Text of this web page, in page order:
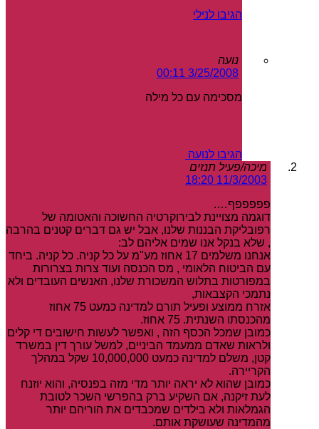
הגיבו לנילי
נועה
3/25/2008 00:11
מסכימה עם כל מילה
הגיבו לנועה
מיכה/פעיל תנזים
11/3/2003 18:20
פפפפפף….
דוגמה מצויינת לבירוקרטיה החשוכה והאטומה של
רפובליקת הבננות שלנו, אבל יש גם דברים קטנים בהרבה
, שלא בנקל אנו שמים אליהם לב:
אנחנו משלמים 17 אחוז מע"מ על כל קניה. כל קניה. ביחד
עם הביטוח הלאומי , מס הכנסה ועוד צרות בצרורות
במפורטות בתלוש המשכורת שלנו, האנשים העובדים ולא
נתמכי הקצבאות,
אזרח ממוצע ופעיל תורם למדינה כמעט 75 אחוז
מהכנסתו השנתית. 75 אחוז.
כמובן שמכל הכסף הזה , ואפשר לעשות חישובים די קלים
ולראות שאדם ממעמד הביניים, למשל עורך דין במשרד
קטן, משלם למדינה כמעט 10,000,000 שקל במהלך
הקריירה.
כמובן שהוא לא יראה יותר מדי מזה בפנסיה, והוא יוזנח
לעת זיקנה, אם השקיע ברק בהפרשי השכר לטובת
הגמלאות ולא בילדים שמכבדים את הוריהם יותר
מהמדינה שעושקת אותם.